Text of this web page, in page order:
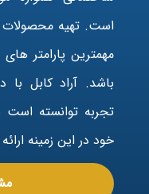
است. تهیه محصولات
مهمترین پارامتر
باشد. آراد کابل با
تجربه توانسته است
خود در این زمینه